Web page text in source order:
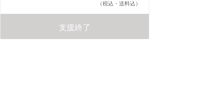
（税込・送料込）
支援終了